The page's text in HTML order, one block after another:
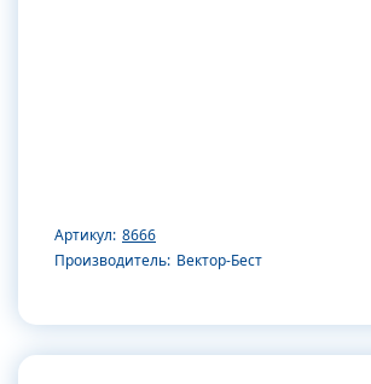
Артикул: 8666
Производитель: Вектор-Бест